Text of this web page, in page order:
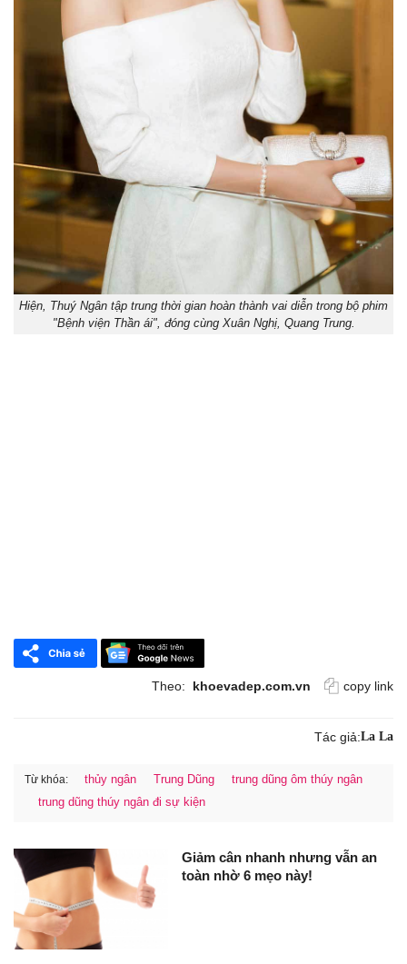
Hiện, Thuý Ngân tập trung thời gian hoàn thành vai diễn trong bộ phim
"Bệnh viện Thần ái", đóng cùng Xuân Nghị, Quang Trung.
Theo: khoevadep.com.vn copy link
Tác giả:La La
Từ khóa: thủy ngân Trung Dũng
trung dũng ôm thúy ngân
trung dũng thúy ngân đi sự kiện
Giảm cân nhanh nhưng vẫn an
toàn nhờ 6 mẹo này!